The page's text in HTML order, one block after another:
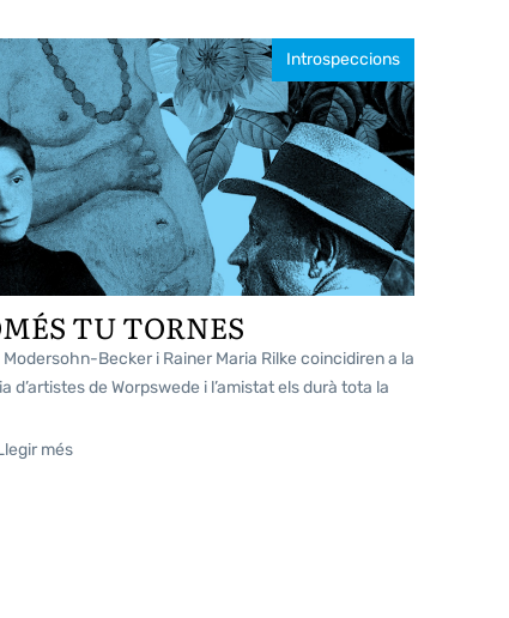
Introspeccions
TU TORNES
Modersohn-Becker i Rainer Maria Rilke coincidiren a la
d’artistes de Worpswede i l’amistat els durà tota la
més